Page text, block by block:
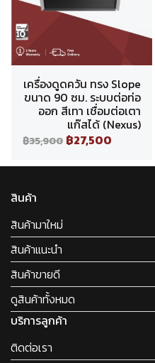
เครื่องดูดควัน ทรง Slope
ขนาด 90 ซม. ระบบต่อท่อ
ออก สีเทา เชื่อมต่อเตา
แก๊สได้ (Nexus)
฿35,900 ฿27,500
สินค้า
สินค้ามาใหม่
สินค้าแนะนำ
สินค้าขายดี
ดูสินค้าทั้งหมด
บริการลูกค้า
ติดต่อเรา